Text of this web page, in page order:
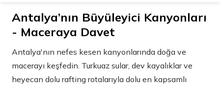
Antalya’nın Büyüleyici Kanyonları
- Maceraya Davet
Antalya'nın nefes kesen kanyonlarında doğa ve
macerayı keşfedin. Turkuaz sular, dev kayalıklar ve
heyecan dolu rafting rotalarıyla dolu en kapsamlı